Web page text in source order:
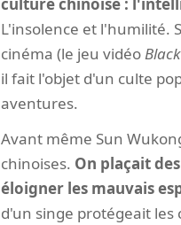
L'insolence et l'humilité.
cinéma (le jeu vidéo
il fait l'objet d'un culte
aventures.
Avant même Sun
chinoises. On plaçait
éloigner les mauvais
d'un singe protégeait